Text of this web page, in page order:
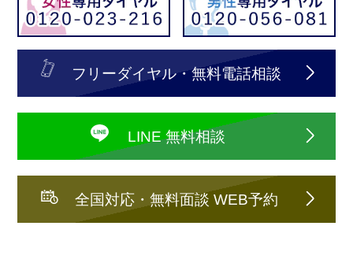
フリーダイヤル・無料電話相談
LINE 無料相談
全国対応・無料面談 WEB予約